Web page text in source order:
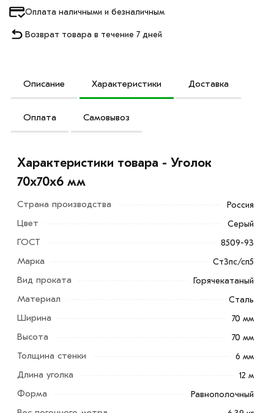
Оплата наличными и безналичным
Возврат товара в течение 7 дней
Описание Характеристики Доставка
Оплата Самовывоз
Уголок 70х70х6 мм имеет равные полки, и производится
из стали марки Ст3пс. Процесс производства
представленного в нашем ассортименте уголка,
Характеристики товара - Уголок
70х70х6 мм
Страна производства Россия
Цвет Серый
ГОСТ 8509-93
Марка Ст3пс/сп5
Вид проката Горячекатаный
Материал Сталь
Ширина 70 мм
Высота 70 мм
Толщина стенки 6 мм
Длина уголка 12 м
Форма Равнополочный